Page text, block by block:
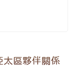
區夥伴關係